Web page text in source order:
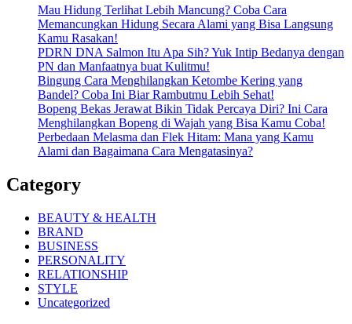
Mau Hidung Terlihat Lebih Mancung? Coba Cara
Memancungkan Hidung Secara Alami yang Bisa Langsung
Kamu Rasakan!
PDRN DNA Salmon Itu Apa Sih? Yuk Intip Bedanya dengan
PN dan Manfaatnya buat Kulitmu!
Bingung Cara Menghilangkan Ketombe Kering yang
Bandel? Coba Ini Biar Rambutmu Lebih Sehat!
Bopeng Bekas Jerawat Bikin Tidak Percaya Diri? Ini Cara
Menghilangkan Bopeng di Wajah yang Bisa Kamu Coba!
Perbedaan Melasma dan Flek Hitam: Mana yang Kamu
Alami dan Bagaimana Cara Mengatasinya?
Category
BEAUTY & HEALTH
BRAND
BUSINESS
PERSONALITY
RELATIONSHIP
STYLE
Uncategorized